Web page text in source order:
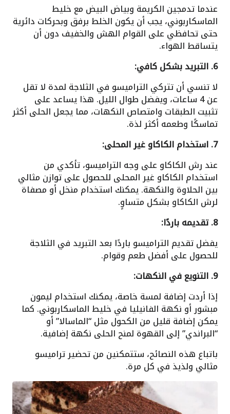
عندما تدمجين الكريمة وبياض البيض مع خليط
الماسكاربوني، يجب أن يكون الخلط برفق وبحركات دائرية
حتى تحافظي على القوام الهش والخفيف دون أن
يتساقط الهواء.
6. التبريد بشكل كافي:
لا تنسي أن تتركي التراميسو في الثلاجة لمدة لا تقل
عن 4 ساعات، ويفضل طوال الليل. هذا يساعد على
تثبيت الطبقات وامتصاص النكهات، مما يجعل الحلى أكثر
تماسكًا وطعمه أكثر لذة.
7. استخدام الكاكاو غير المحلى:
عند رش الكاكاو على وجه التراميسو، تأكدي من
استخدام الكاكاو غير المحلى للحصول على توازن مثالي
بين الحلاوة والنكهة. يمكنك استخدام منخل أو مصفاة
لرش الكاكاو بشكل متساوٍ.
8. تقديمه باردًا:
يفضل تقديم التراميسو باردًا بعد التبريد في الثلاجة
للحصول على أفضل طعم وقوام.
9. التنويع في النكهات:
إذا أردت إضافة لمسة خاصة، يمكنك استخدام ليمون
مبشور أو نكهة الفانيليا في خليط الماسكاربوني. كما
يمكن إضافة قليل من الكحول مثل “الماسالا” أو
“البراندي” إلى القهوة لمنح الحلى نكهة إضافية.
باتباع هذه النصائح، ستتمكنين من تحضير تراميسو
مثالي ولذيذ في كل مرة.